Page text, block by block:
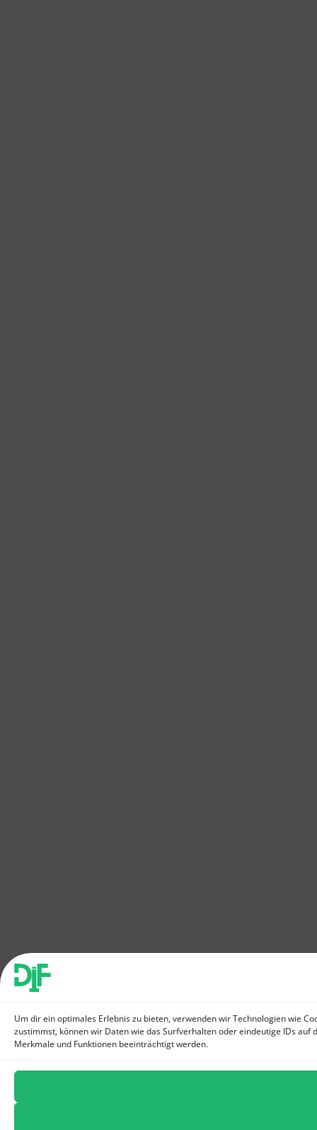
Um dir ein optimales Erlebnis zu bieten, verwenden wir Technologien wie
zustimmst, können wir Daten wie das Surfverhalten oder eindeutige IDs
Merkmale und Funktionen beeinträchtigt werden.